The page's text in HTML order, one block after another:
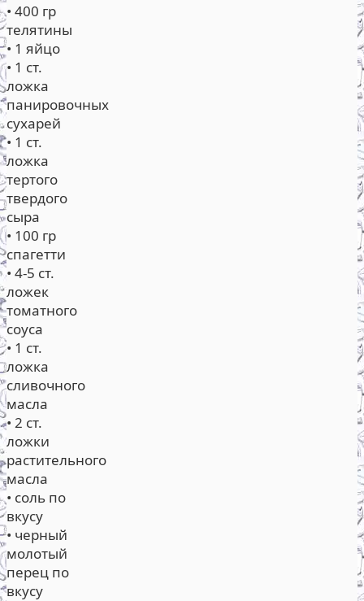
• 400 гр
телятины
• 1 яйцо
• 1 ст.
ложка
панировочных
сухарей
• 1 ст.
ложка
тертого
твердого
сыра
• 100 гр
спагетти
• 4-5 ст.
ложек
томатного
соуса
• 1 ст.
ложка
сливочного
масла
• 2 ст.
ложки
растительного
масла
• соль по
вкусу
• черный
молотый
перец по
вкусу